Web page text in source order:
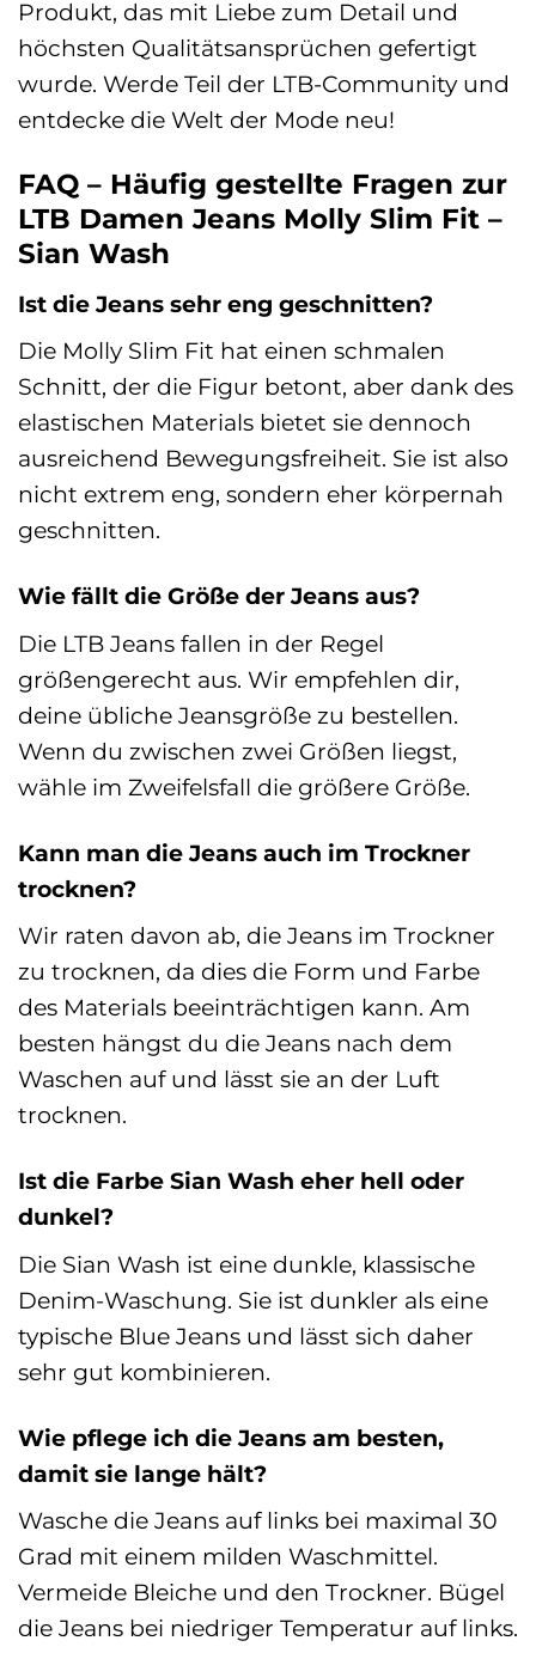
Produkt, das mit Liebe zum Detail und
höchsten Qualitätsansprüchen gefertigt
wurde. Werde Teil der LTB-Community und
entdecke die Welt der Mode neu!
FAQ – Häufig gestellte Fragen zur
LTB Damen Jeans Molly Slim Fit –
Sian Wash
Ist die Jeans sehr eng geschnitten?
Die Molly Slim Fit hat einen schmalen
Schnitt, der die Figur betont, aber dank des
elastischen Materials bietet sie dennoch
ausreichend Bewegungsfreiheit. Sie ist also
nicht extrem eng, sondern eher körpernah
geschnitten.
Wie fällt die Größe der Jeans aus?
Die LTB Jeans fallen in der Regel
größengerecht aus. Wir empfehlen dir,
deine übliche Jeansgröße zu bestellen.
Wenn du zwischen zwei Größen liegst,
wähle im Zweifelsfall die größere Größe.
Kann man die Jeans auch im Trockner
trocknen?
Wir raten davon ab, die Jeans im Trockner
zu trocknen, da dies die Form und Farbe
des Materials beeinträchtigen kann. Am
besten hängst du die Jeans nach dem
Waschen auf und lässt sie an der Luft
trocknen.
Ist die Farbe Sian Wash eher hell oder
dunkel?
Die Sian Wash ist eine dunkle, klassische
Denim-Waschung. Sie ist dunkler als eine
typische Blue Jeans und lässt sich daher
sehr gut kombinieren.
Wie pflege ich die Jeans am besten,
damit sie lange hält?
Wasche die Jeans auf links bei maximal 30
Grad mit einem milden Waschmittel.
Vermeide Bleiche und den Trockner. Bügel
die Jeans bei niedriger Temperatur auf links.